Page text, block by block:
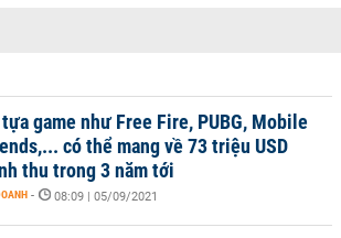
tựa game như Free Fire, PUBG, Mobile
có thể mang về 73 triệu USD
thu trong 3 năm tới
- 08:09 | 05/09/2021